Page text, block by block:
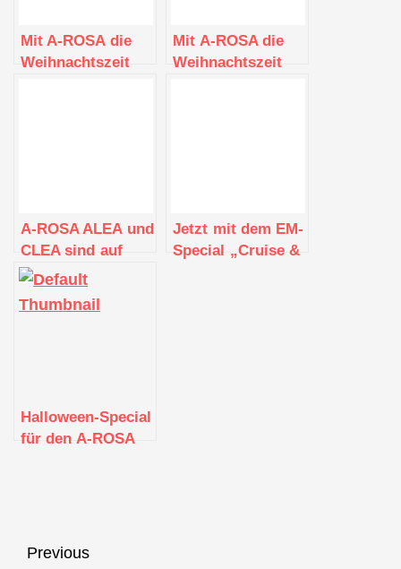
Mit A-ROSA die
Weihnachtszeit
Mit A-ROSA die
Weihnachtszeit
A-ROSA ALEA und
CLEA sind auf
dem Rhein
Jetzt mit dem EM-
Special „Cruise &
Halloween-Special
für den A-ROSA
Beitragsnavigation
Previous